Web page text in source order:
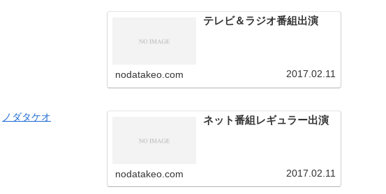
ノダタケオ
テレビ＆ラジオ番組出演
nodatakeo.com 2017.02.11
ネット番組レギュラー出演
nodatakeo.com 2017.02.11